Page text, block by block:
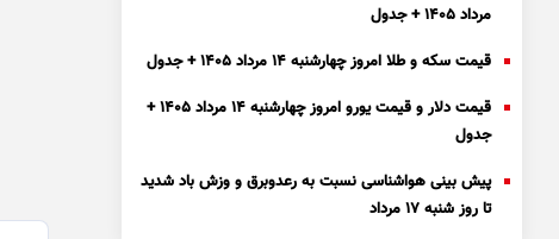
مرداد ۱۴۰۵ + جدول
قیمت سکه و طلا امروز چهارشنبه ۱۴ مرداد ۱۴۰۵ + جدول
قیمت دلار و قیمت یورو امروز چهارشنبه ۱۴ مرداد ۱۴۰۵ +
جدول
پیش بینی هواشناسی نسبت به رعدوبرق و وزش باد شدید
تا روز شنبه ۱۷ مرداد